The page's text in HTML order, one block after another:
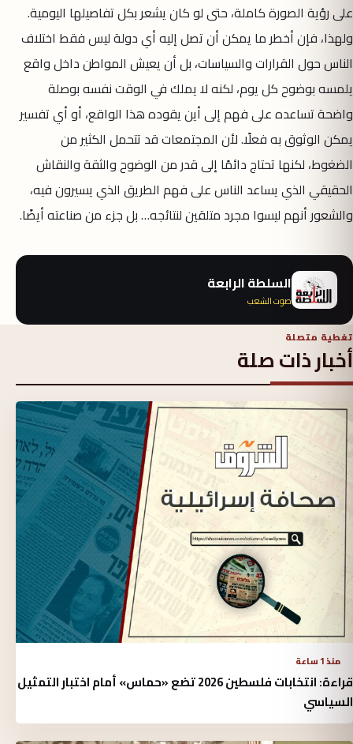
على رؤية الصورة كاملة، حتى لو كان يشعر بكل تفاصيلها اليومية.
ولهذا، فإن أخطر ما يمكن أن تصل إليه أي دولة ليس فقط اختلاف
الناس حول القرارات والسياسات، بل أن يعيش المواطن داخل واقع
يلمسه بوضوح كل يوم، لكنه لا يملك في الوقت نفسه بوصلة
واضحة تساعده على فهم إلى أين يقوده هذا الواقع، أو أي تفسير
يمكن الوثوق به فعلًا. لأن المجتمعات قد تتحمل الكثير من
الضغوط، لكنها تحتاج دائمًا إلى قدر من الوضوح والثقة والنقاش
الحقيقي الذي يساعد الناس على فهم الطريق الذي يسيرون فيه،
والشعور أنهم ليسوا مجرد متلقين لنتائجه… بل جزء من صناعته أيضًا.
السلطة الرابعة
صوت الشعب
تغطية متصلة
أخبار ذات صلة
منذ 1 ساعة
قراءة: انتخابات فلسطين 2026 تضع «حماس» أمام اختبار التمثيل
السياسي